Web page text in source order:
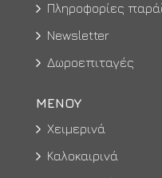
Πληροφορίες
Newsletter
Δωροεπιταγές
ΜΕΝΟΥ
Χειμερινά
Καλοκαιρινά